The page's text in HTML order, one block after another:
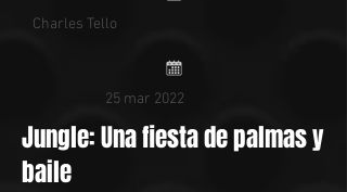
Charles Tello
25 mar 2022
Jungle: Una fiesta de palmas y
baile